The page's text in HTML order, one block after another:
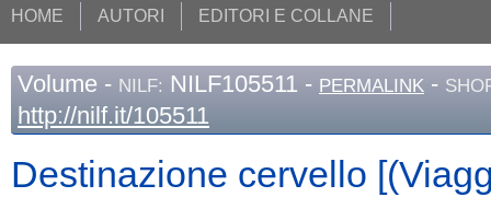
HOME AUTORI EDITORI E COLLANE
Volume - NILF: NILF105511 - PERMALINK -
http://nilf.it/105511
Destinazione cervello